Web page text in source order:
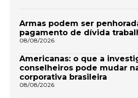
Armas podem ser
pagamento de dívida
08/08/2026
Americanas: o que a
conselheiros pode mudar
corporativa brasileira
08/08/2026